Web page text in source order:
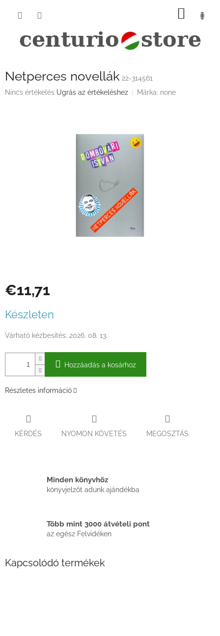
KOSÁR
Netperces novellák 22-314561
A
Nincs értékelés Ugrás az értékeléshez Márka: none
€11,71
Készleten
Várható kézbesítés: 2026. 08. 13.
Hozzáadás a kosárhoz
Részletes információ
KÉRDÉS NYOMON KÖVETÉS MEGOSZTÁS
Minden könyvhöz
könyvjelzőt adunk ajándékba
Több mint 3000 átvételi pont
az egész Felvidéken
Kapcsolódó termékek